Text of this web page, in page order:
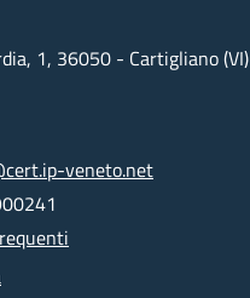
1, 36050 - Cartigliano (VI)
veneto.net